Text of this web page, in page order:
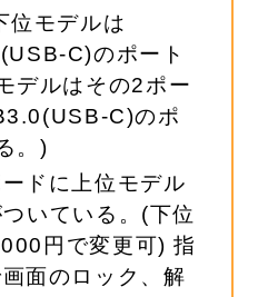
位モデルは
C)のポート
デルはその2ポー
C)のポ
。)
ドに上位モデル
ついている。(下位
円で変更可) 指
面のロック、解